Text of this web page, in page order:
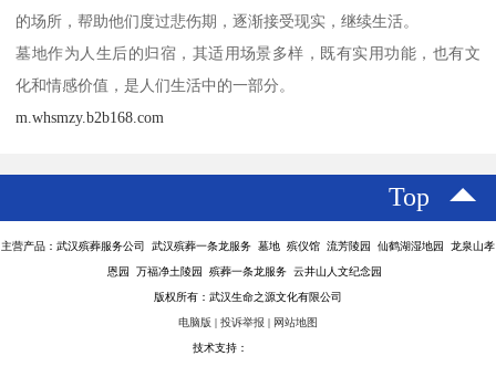
的场所，帮助他们度过悲伤期，逐渐接受现实，继续生活。
墓地作为人生后的归宿，其适用场景多样，既有实用功能，也有文
化和情感价值，是人们生活中的一部分。
m.whsmzy.b2b168.com
Top
主营产品：武汉殡葬服务公司 武汉殡葬一条龙服务 墓地 殡仪馆 流芳陵园 仙鹤湖湿地园 龙泉山孝
恩园 万福净土陵园 殡葬一条龙服务 云井山人文纪念园
版权所有：武汉生命之源文化有限公司
电脑版 | 投诉举报 | 网站地图
技术支持：